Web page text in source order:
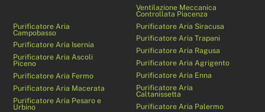
Ventilazione Meccanica
Controllata Piacenza
Purificatore Aria
Campobasso
Purificatore Aria Isernia
Purificatore Aria Ascoli
Piceno
Purificatore Aria Fermo
Purificatore Aria Macerata
Purificatore Aria Pesaro e
Urbino
Purificatore Aria Siracusa
Purificatore Aria Trapani
Purificatore Aria Ragusa
Purificatore Aria Agrigento
Purificatore Aria Enna
Purificatore Aria
Caltanissetta
Purificatore Aria Palermo